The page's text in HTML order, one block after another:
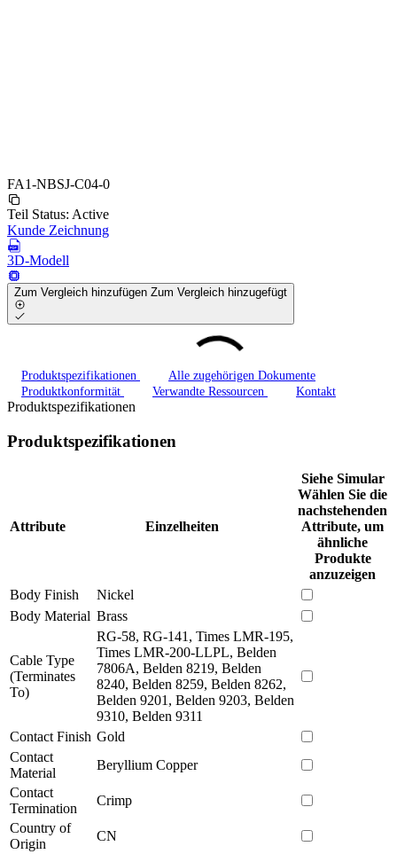
FA1-NBSJ-C04-0
Teil Status: Active
Kunde Zeichnung
3D-Modell
Zum Vergleich hinzufügen Zum Vergleich hinzugefügt
Produktspezifikationen
Alle zugehörigen Dokumente
Produktkonformität
Verwandte Ressourcen Kontakt
Produktspezifikationen
Produktspezifikationen
Attribute Einzelheiten
Siehe Simular
Wählen Sie die
nachstehenden
Attribute, um
ähnliche
Produkte
anzuzeigen
Body Finish
Nickel
Body Material Brass
Cable Type
(Terminates
To)
RG-58, RG-141, Times LMR-195,
Times LMR-200-LLPL, Belden
7806A, Belden 8219, Belden
8240, Belden 8259, Belden 8262,
Belden 9201, Belden 9203, Belden
9310, Belden 9311
Contact Finish Gold
Contact
Material
Beryllium Copper
Contact
Termination
Crimp
Country of
Origin
CN